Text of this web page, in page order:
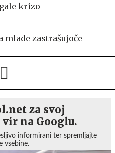
krizo
mlade zastrašujoče
za svoj
na Googlu.
informirani ter spremljajte
vsebine.